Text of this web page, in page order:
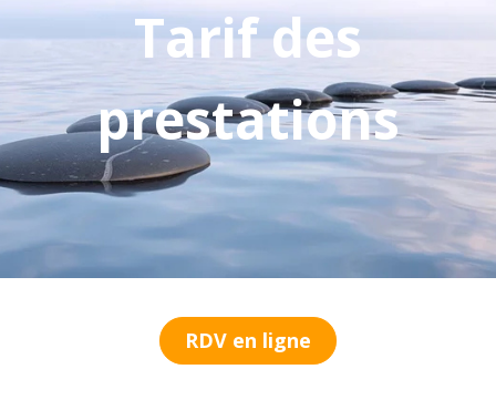
Tarif des
prestations
RDV en ligne